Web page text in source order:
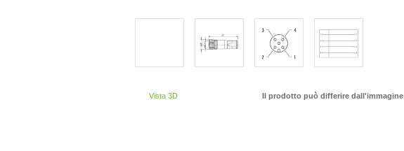
Vista 3D Il prodotto può differire dall'immagine